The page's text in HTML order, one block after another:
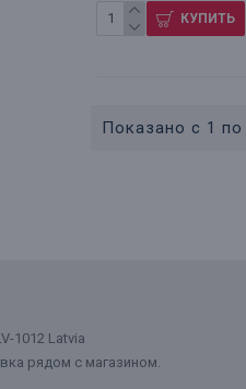
КУПИТЬ
Показано с 1 по
1012 Latvia
рядом с магазином.